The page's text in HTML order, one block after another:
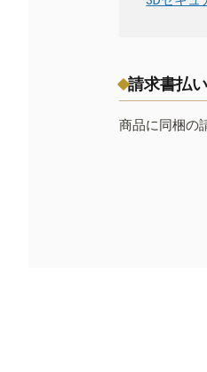
請求書払
商品に同梱の